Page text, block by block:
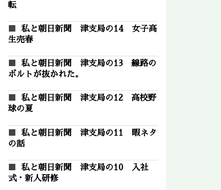
転
私と朝日新聞 津支局の14 女子高
生売春
私と朝日新聞 津支局の13 線路の
ボルトが抜かれた。
私と朝日新聞 津支局の12 高校野
球の夏
私と朝日新聞 津支局の11 暇ネタ
の話
私と朝日新聞 津支局の10 入社
式・新人研修